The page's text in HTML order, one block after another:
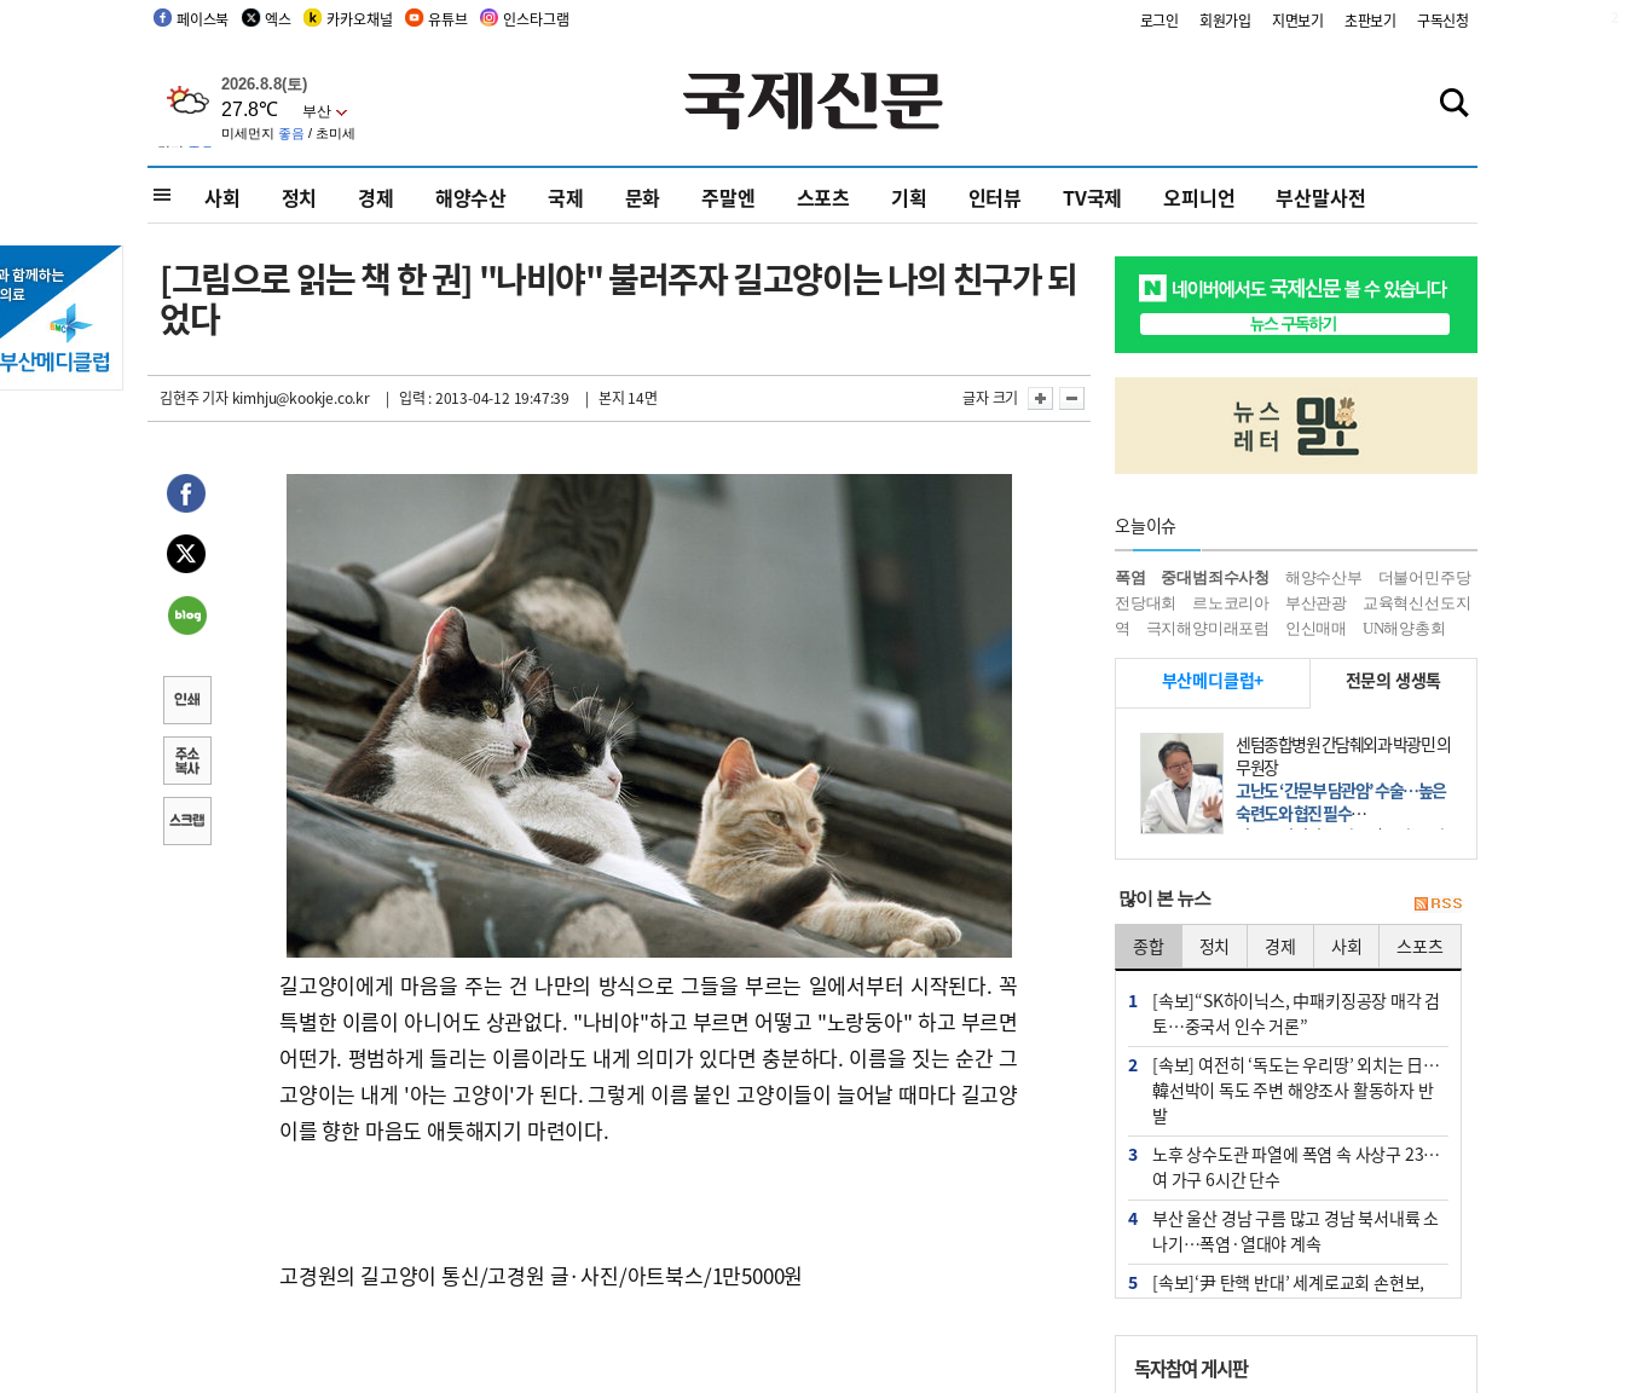
페이스북 엑스 카카오채널 유튜브 인스타그램 로그인 회원가입 지면보기 초판보기 구독신청
사회 정치 경제 해양수산 국제 문화 주말엔 스포츠 기획 인터뷰 TV국제 오피니언 부산말사전
[그림으로 읽는 책 한 권] "나비야" 불러주자 길고양이는 나의 친구가 되
었다
김현주 기자kimhju@kookje.co.kr | 입력 : 2013-04-12 19:47:39 | 본지 14면 글자 크기
길고양이에게 마음을 주는 건 나만의 방식으로 그들을 부르는 일에서부터 시작된다. 꼭
특별한 이름이 아니어도 상관없다. "나비야"하고 부르면 어떻고 "노랑둥아" 하고 부르면
어떤가. 평범하게 들리는 이름이라도 내게 의미가 있다면 충분하다. 이름을 짓는 순간 그
고양이는 내게 '아는 고양이'가 된다. 그렇게 이름 붙인 고양이들이 늘어날 때마다 길고양
이를 향한 마음도 애틋해지기 마련이다.
고경원의 길고양이 통신/고경원 글·사진/아트북스/1만5000원
오늘이슈
폭염 중대범죄수사청 해양수산부
더불어민주당
전당대회
르노코리아 부산관광
교육혁신선도지
역
극지해양미래포럼 인신매매 UN해양총회
부산메디클럽+ 전문의 생생톡
센텀종합병원 간담췌외과 박광민 의
무원장
고난도 ‘간문부 담관암’ 수술…높은
숙련도와 협진 필수
간문부 담관암(클라츠킨 종양)은 좌
우 간에서 나오는, 담관(담즙 배출 경
部)’에 생기는 악성 종양이다. 간동맥
문맥 림프절 담
많이 본 뉴스
종합 정치 경제 사회 스포츠
1
[속보]“SK하이닉스, 中패키징공장 매각 검
토…중국서 인수 거론”
2
[속보] 여전히 ‘독도는 우리땅’ 외치는 日…
韓선박이 독도 주변 해양조사 활동하자 반
발
3
노후 상수도관 파열에 폭염 속 사상구 2300
여 가구 6시간 단수
4
부산 울산 경남 구름 많고 경남 북서내륙 소
나기…폭염·열대야 계속
5
[속보]‘尹 탄핵 반대’ 세계로교회 손현보,
군사기밀 유출자 색출 지시
독자참여 게시판